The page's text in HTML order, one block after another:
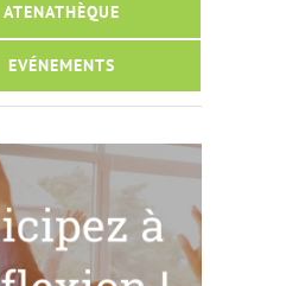
ATENATHÈQUE
EVÉNEMENTS